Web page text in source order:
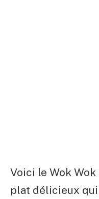
Voici le Wok
plat délicieux